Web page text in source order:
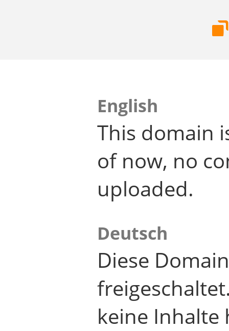
English
This domain
of now, no
uploaded.
Deutsch
Diese
keine Inhalte